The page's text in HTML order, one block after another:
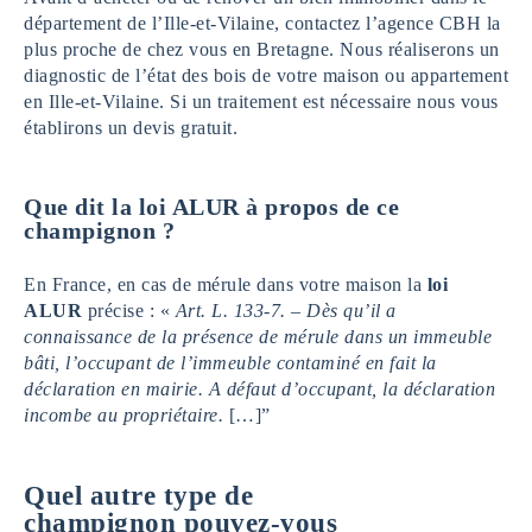
département de l’Ille-et-Vilaine, contactez l’agence CBH la
plus proche de chez vous en Bretagne. Nous réaliserons un
diagnostic de l’état des bois de votre maison ou appartement
en Ille-et-Vilaine. Si un traitement est nécessaire nous vous
établirons un devis gratuit.
Que dit la loi ALUR à propos de ce
champignon ?
En France, en cas de mérule dans votre maison la loi
ALUR précise : « Art. L. 133-7. – Dès qu’il a
connaissance de la présence de mérule dans un immeuble
bâti, l’occupant de l’immeuble contaminé en fait la
déclaration en mairie. A défaut d’occupant, la déclaration
incombe au propriétaire. […]”
Quel autre type de
champignon pouvez-vous